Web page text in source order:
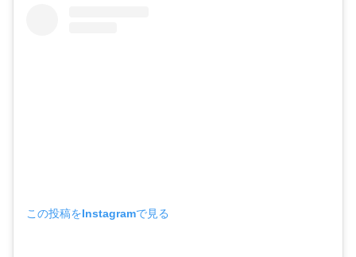
この投稿をInstagramで見る